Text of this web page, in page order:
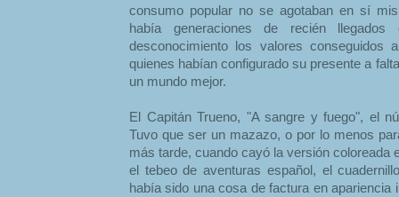
consumo popular no se agotaban en sí
había generaciones de recién llegados
desconocimiento los valores conseguidos
quienes habían configurado su presente a
un mundo mejor.
El Capitán Trueno, "A sangre y fuego", el
Tuvo que ser un mazazo, o por lo menos
más tarde, cuando cayó la versión coloreada
el tebeo de aventuras español, el
había sido una cosa de factura en apariencia